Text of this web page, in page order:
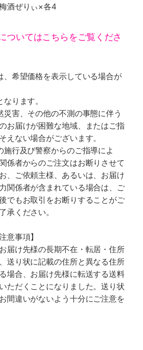
酒ぜりぃ×各4
ついてはこちらをご覧くださ
、希望価格を表示している場合が
ります。
災害、その他の不測の事態に伴う
お届けが困難な地域、またはご指
えない場合がございます。
施行及び警察からのご指導によ
係者からのご注文はお断りさせて
、ご依頼主様、あるいは、お届け
関係者が含まれている場合は、ご
でもお取引をお断りすることがご
承ください。
意事項】
届け先様の長期不在・転居・住所
送り状に記載の住所と異なる住所
場合、お届け先様に転送する送料
ただくことになりました。送り状
間違いがないよう十分にご注意を